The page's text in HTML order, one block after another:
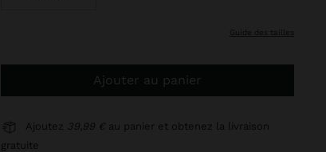
guide des tailles
Ajouter au panier
Ajoutez 39,99 € au panier et obtenez la livraison
gratuite